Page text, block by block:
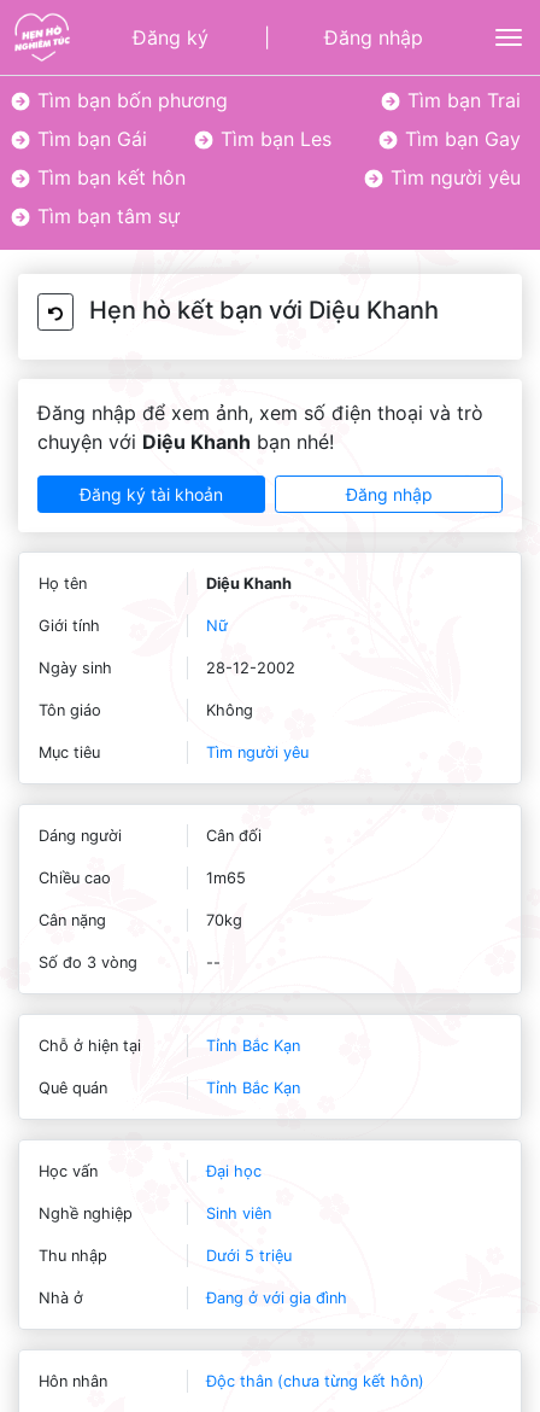
Đăng ký Đăng nhập
Tìm bạn bốn phương
Tìm bạn Trai
Tìm bạn Gái
Tìm bạn Les
Tìm bạn Gay
Tìm bạn kết hôn
Tìm người yêu
Tìm bạn tâm sự
Hẹn hò kết bạn với Diệu Khanh
Đăng nhập để xem ảnh, xem số điện thoại và trò
chuyện với Diệu Khanh bạn nhé!
Đăng ký tài khoản Đăng nhập
Họ tên Diệu Khanh
Giới tính Nữ
Ngày sinh 28-12-2002
Tôn giáo Không
Mục tiêu Tìm người yêu
Dáng người Cân đối
Chiều cao 1m65
Cân nặng 70kg
Số đo 3 vòng --
Chỗ ở hiện tại Tỉnh Bắc Kạn
Quê quán Tỉnh Bắc Kạn
Học vấn Đại học
Nghề nghiệp Sinh viên
Thu nhập Dưới 5 triệu
Nhà ở Đang ở với gia đình
Hôn nhân Độc thân (chưa từng kết hôn)